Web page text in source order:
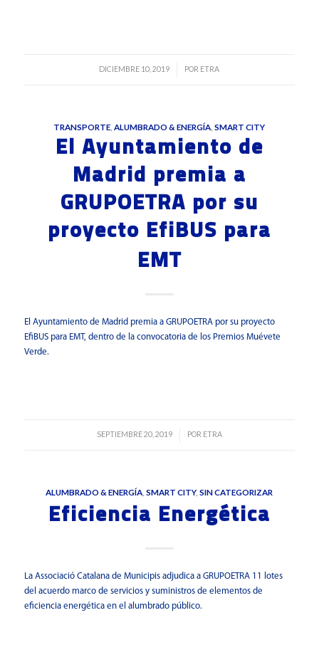
DICIEMBRE 10, 2019
/ POR ETRA
TRANSPORTE ALUMBRADO & ENERGÍA ,SMART CITY
El Ayuntamiento de
Madrid premia a
GRUPOETRA por su
proyecto EfiBUS para
EMT
El Ayuntamiento de Madrid premia a GRUPOETRA por su proyecto
EfiBUS para EMT, dentro de la convocatoria de los Premios Muévete
Verde.
SEPTIEMBRE 20, 2019
/ POR ETRA
ALUMBRADO & ENERGÍA ,SMART CITY,SIN CATEGORIZAR
Eficiencia Energética
La Associació Catalana de Municipis adjudica a GRUPOETRA 11 lotes
del acuerdo marco de servicios y suministros de elementos de
eficiencia energética en el alumbrado público.